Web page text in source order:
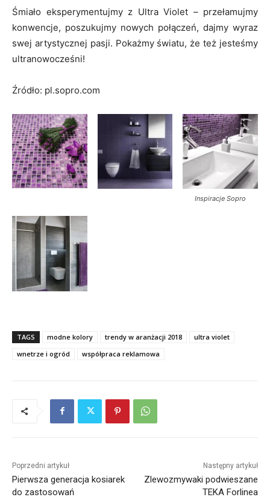
Śmiało eksperymentujmy z Ultra Violet – przełamujmy
konwencje, poszukujmy nowych połączeń, dajmy wyraz
swej artystycznej pasji. Pokażmy światu, że też jesteśmy
ultranowocześni!
Źródło: pl.sopro.com
Inspiracje Sopro
TAGS modne kolory trendy w aranżacji 2018
ultra violet
wnetrze i ogród
współpraca reklamowa
Poprzedni artykuł
Pierwsza generacja kosiarek
do zastosowań
Następny artykuł
Zlewozmywaki podwieszane
TEKA Forlinea